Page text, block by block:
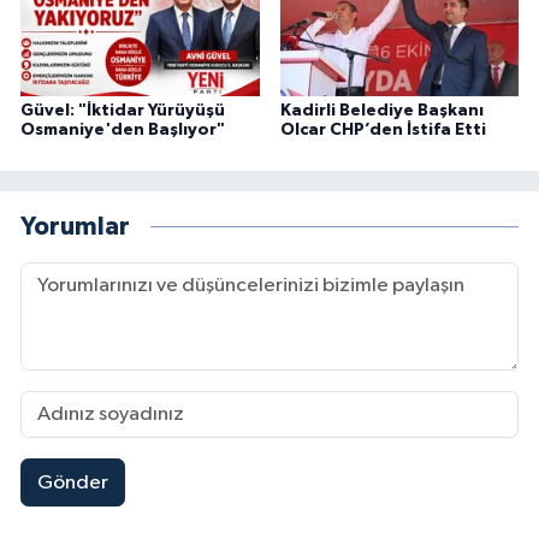
Güvel: "İktidar Yürüyüşü
Osmaniye'den Başlıyor"
Kadirli Belediye Başkanı
Olcar CHP’den İstifa Etti
Yorumlar
Gönder